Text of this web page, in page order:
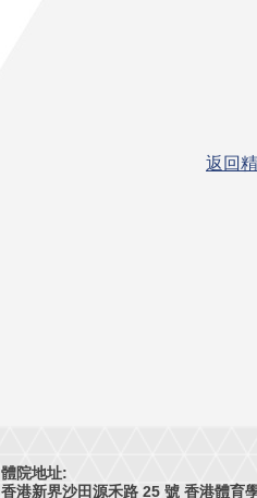
返回
體院地址:
香港新界沙田源禾路 25 號 香港體育